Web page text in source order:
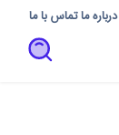
درباره ماتماس با ما